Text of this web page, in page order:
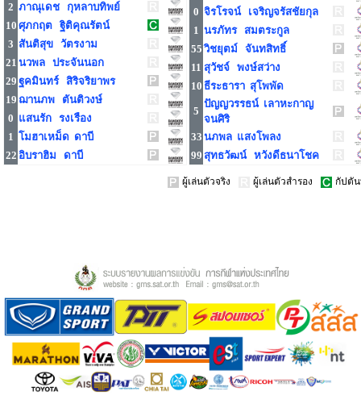
2 ภาณุเดช กุหลาบทิพย์
10 ศุภกฤต ฐิติคุณรัตน์
3 สันติสุข วัตรงาม
21 นวพล ประจันนอก
29 ฐคมินทร์ สิริจริยาพร
19 ฌานภพ ตันติวงษ์
0 แสนรัก รงเรือง
1 โมฮาเหม็ด ดาบี
22 อิบราฮิม ดาบี
0 จิรโรจน์ เจริญจรัสชัยกุล
1 นรภัทร สมตระกูล
55 วิชยุตม์ จันทสิทธิ์
11 สุวัชจ์ พงษ์สว่าง
10 ธีระธารา สุโพพัด
5
ปัญญวรรธน์ เลาหะกาญ
จนศิริ
33 นภพล แสงโพลง
99 สุทธวัฒน์ หวังดีธนาโชค
ผู้เล่นตัวจริง ผู้เล่นตัวสำรอง กัปตั